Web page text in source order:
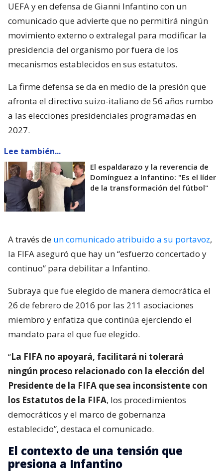
UEFA y en defensa de Gianni Infantino con un
comunicado que advierte que no permitirá ningún
movimiento externo o extralegal para modificar la
presidencia del organismo por fuera de los
mecanismos establecidos en sus estatutos.
La firme defensa se da en medio de la presión que
afronta el directivo suizo-italiano de 56 años rumbo
a las elecciones presidenciales programadas en
2027.
Lee también...
El espaldarazo y la reverencia de
Domínguez a Infantino: "Es el líder
de la transformación del fútbol"
A través de un comunicado atribuido a su portavoz,
la FIFA aseguró que hay un “esfuerzo concertado y
continuo” para debilitar a Infantino.
Subraya que fue elegido de manera democrática el
26 de febrero de 2016 por las 211 asociaciones
miembro y enfatiza que continúa ejerciendo el
mandato para el que fue elegido.
“La FIFA no apoyará, facilitará ni tolerará
ningún proceso relacionado con la elección del
Presidente de la FIFA que sea inconsistente con
los Estatutos de la FIFA, los procedimientos
democráticos y el marco de gobernanza
establecido”, destaca el comunicado.
El contexto de una tensión que
presiona a Infantino